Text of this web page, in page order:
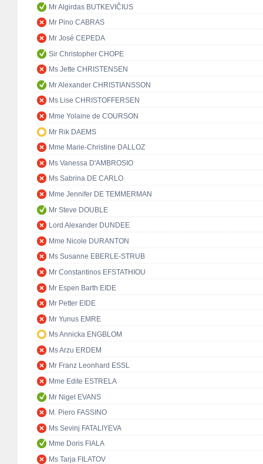
Mr Algirdas BUTKEVIČIUS
Mr Pino CABRAS
Mr José CEPEDA
Sir Christopher CHOPE
Ms Jette CHRISTENSEN
Mr Alexander CHRISTIANSSON
Ms Lise CHRISTOFFERSEN
Mme Yolaine de COURSON
Mr Rik DAEMS
Mme Marie-Christine DALLOZ
Ms Vanessa D'AMBROSIO
Ms Sabrina DE CARLO
Mme Jennifer DE TEMMERMAN
Mr Steve DOUBLE
Lord Alexander DUNDEE
Mme Nicole DURANTON
Ms Susanne EBERLE-STRUB
Mr Constantinos EFSTATHIOU
Mr Espen Barth EIDE
Mr Petter EIDE
Mr Yunus EMRE
Ms Annicka ENGBLOM
Ms Arzu ERDEM
Mr Franz Leonhard ESSL
Mme Edite ESTRELA
Mr Nigel EVANS
M. Piero FASSINO
Ms Sevinj FATALIYEVA
Mme Doris FIALA
Ms Tarja FILATOV